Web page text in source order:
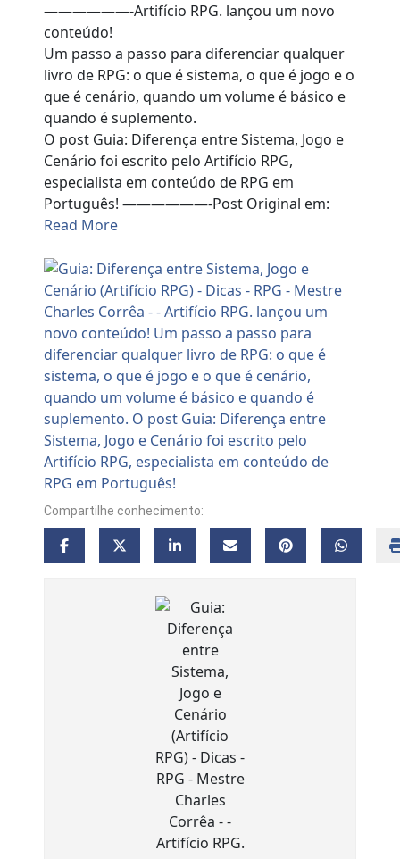
——————-Artifício RPG. lançou um novo
conteúdo!
Um passo a passo para diferenciar qualquer
livro de RPG: o que é sistema, o que é jogo e o
que é cenário, quando um volume é básico e
quando é suplemento.
O post Guia: Diferença entre Sistema, Jogo e
Cenário foi escrito pelo Artifício RPG,
especialista em conteúdo de RPG em
Português! ——————-Post Original em:
Read More
Compartilhe conhecimento: